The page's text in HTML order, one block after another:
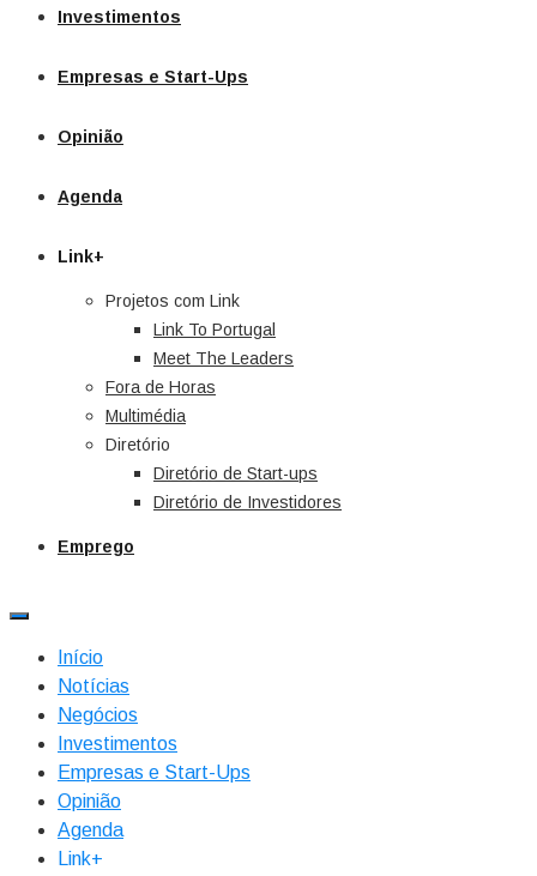
Investimentos
Empresas e Start-Ups
Opinião
Agenda
Link+
Projetos com Link
Link To Portugal
Meet The Leaders
Fora de Horas
Multimédia
Diretório
Diretório de Start-ups
Diretório de Investidores
Emprego
Início
Notícias
Negócios
Investimentos
Empresas e Start-Ups
Opinião
Agenda
Link+